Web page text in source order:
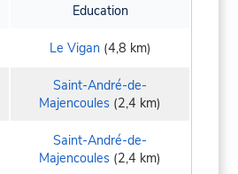
Education
Le Vigan(4,8 km)
Saint-André-de-
Majencoules (2,4 km)
Saint-André-de-
Majencoules (2,4 km)